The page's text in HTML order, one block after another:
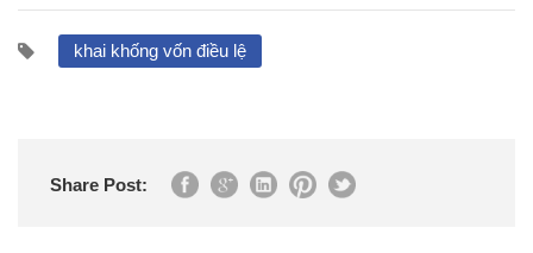
khai khống vốn điều lệ
Share Post: